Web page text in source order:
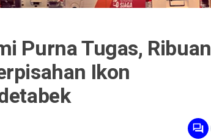
Purna Tugas, Ribuan
Ikon